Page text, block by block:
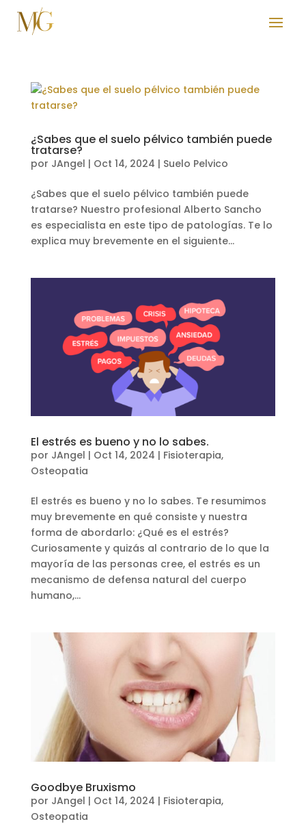
¿Sabes que el suelo pélvico también puede
tratarse?
por JAngel | Oct 14, 2024 | Suelo Pelvico
¿Sabes que el suelo pélvico también puede
tratarse? Nuestro profesional Alberto Sancho
es especialista en este tipo de patologías. Te lo
explica muy brevemente en el siguiente...
El estrés es bueno y no lo sabes.
por JAngel | Oct 14, 2024 | Fisioterapia,
Osteopatia
El estrés es bueno y no lo sabes. Te resumimos
muy brevemente en qué consiste y nuestra
forma de abordarlo: ¿Qué es el estrés?
Curiosamente y quizás al contrario de lo que la
mayoría de las personas cree, el estrés es un
mecanismo de defensa natural del cuerpo
humano,...
Goodbye Bruxismo
por JAngel | Oct 14, 2024 | Fisioterapia,
Osteopatia